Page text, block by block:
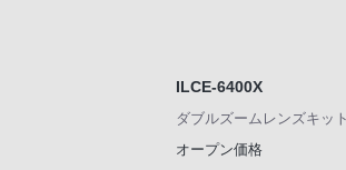
ILCE-6400X
ダブルズームレンズキット
オープン価格